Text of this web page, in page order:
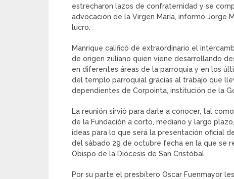
estrecharon lazos de confraternidad y se
advocación de la Virgen María, informó Jorge
lucro.
Manrique calificó de extraordinario el
de origen zuliano quien viene desarrollando
en diferentes áreas de la parroquia y en los
del templo parroquial gracias al trabajo que
dependientes de Corpointa, institución de la
La reunión sirvió para darle a conocer, tal
de la Fundación a corto, mediano y largo
ideas para lo que será la presentación oficial
del sábado 29 de octubre fecha en la que se
Obispo de la Diócesis de San Cristóbal.
Por su parte el presbítero Oscar Fuenmayor